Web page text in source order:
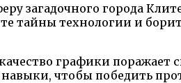
загадочного города
тайны технологии и
графики поражает
чтобы победить